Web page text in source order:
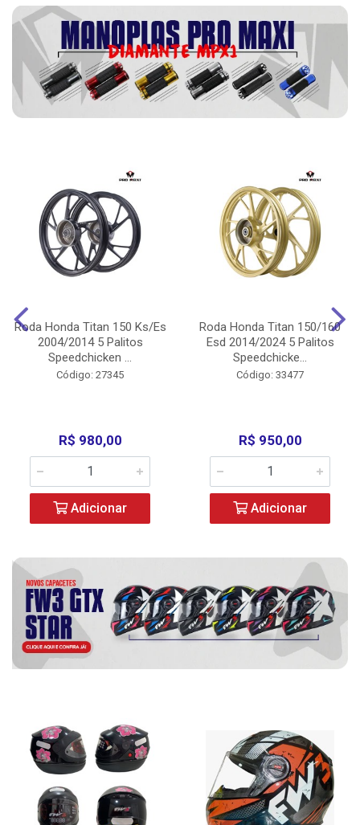
Roda Honda Titan 150 Ks/Es
2004/2014 5 Palitos
Speedchicken ...
Código: 27345
R$ 980,00
Adicionar
Roda Honda Titan 150/160
Esd 2014/2024 5 Palitos
Speedchicke...
Código: 33477
R$ 950,00
Adicionar